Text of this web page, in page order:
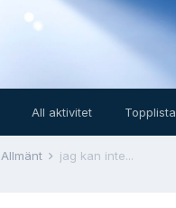
All aktivitet Topplista
Allmänt jag kan inte...